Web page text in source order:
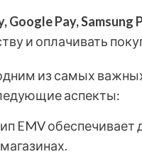
Pay, Samsung
и оплачивать
из самых
аспекты:
EMV